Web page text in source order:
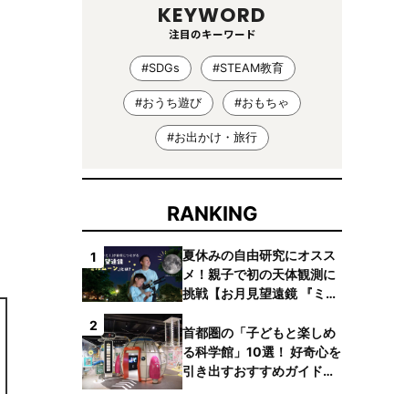
KEYWORD
注目のキーワード
#SDGs #STEAM教育
#おうち遊び #おもちゃ
#お出かけ・旅行
RANKING
1
夏休みの自由研究にオスス
メ！親子で初の天体観測に
挑戦【お月見望遠鏡 『ミル
2
首都圏の「子どもと楽しめ
る科学館」10選！ 好奇心を
引き出すおすすめガイドブ